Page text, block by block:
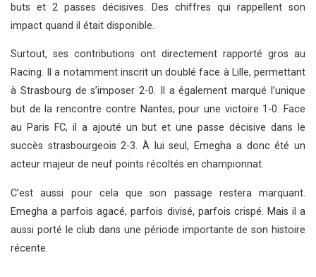
buts et 2 passes décisives. Des chiffres qui rappellent son
impact quand il était disponible.
Surtout, ses contributions ont directement rapporté gros au
Racing. Il a notamment inscrit un doublé face à Lille, permettant
à Strasbourg de s’imposer 2-0. Il a également marqué l’unique
but de la rencontre contre Nantes, pour une victoire 1-0. Face
au Paris FC, il a ajouté un but et une passe décisive dans le
succès strasbourgeois 2-3. À lui seul, Emegha a donc été un
acteur majeur de neuf points récoltés en championnat.
C’est aussi pour cela que son passage restera marquant.
Emegha a parfois agacé, parfois divisé, parfois crispé. Mais il a
aussi porté le club dans une période importante de son histoire
récente.